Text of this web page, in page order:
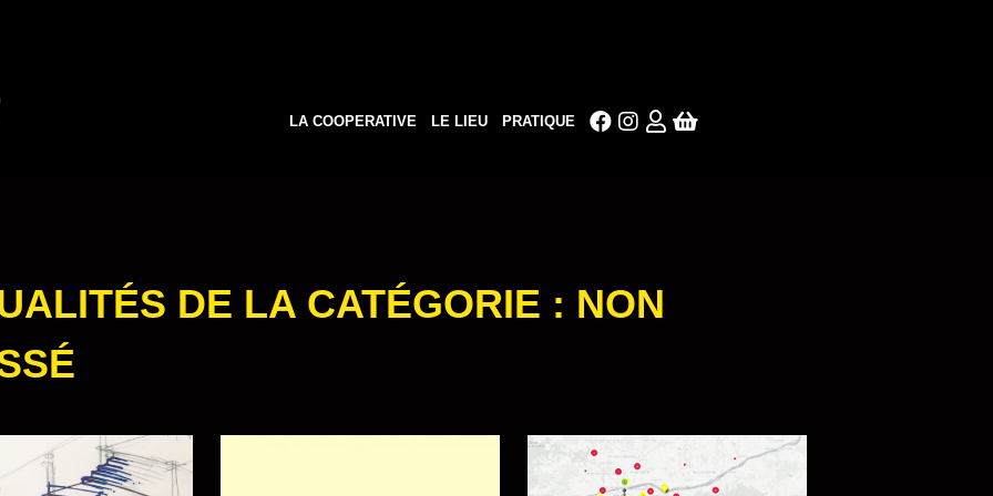
LA COOPERATIVE LE LIEU PRATIQUE
DE LA CATÉGORIE : NON